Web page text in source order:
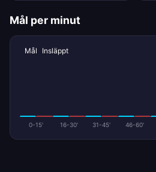
Mål per minut
Mål Insläppt
0-15' 16-30' 31-45' 46-60'